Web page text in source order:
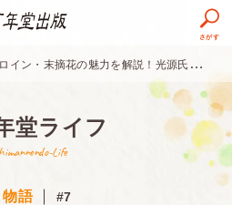
さがす
・末摘花の魅力を解説！光源氏を感動させた性格とは
堂ライフ
Life
語 #7